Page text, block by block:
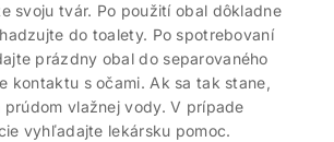
svoju tvár. Po použití obal dôkladne
do toalety. Po spotrebovaní
prázdny obal do separovaného
kontaktu s očami. Ak sa tak stane,
vlažnej vody. V prípade
vyhľadajte lekársku pomoc.